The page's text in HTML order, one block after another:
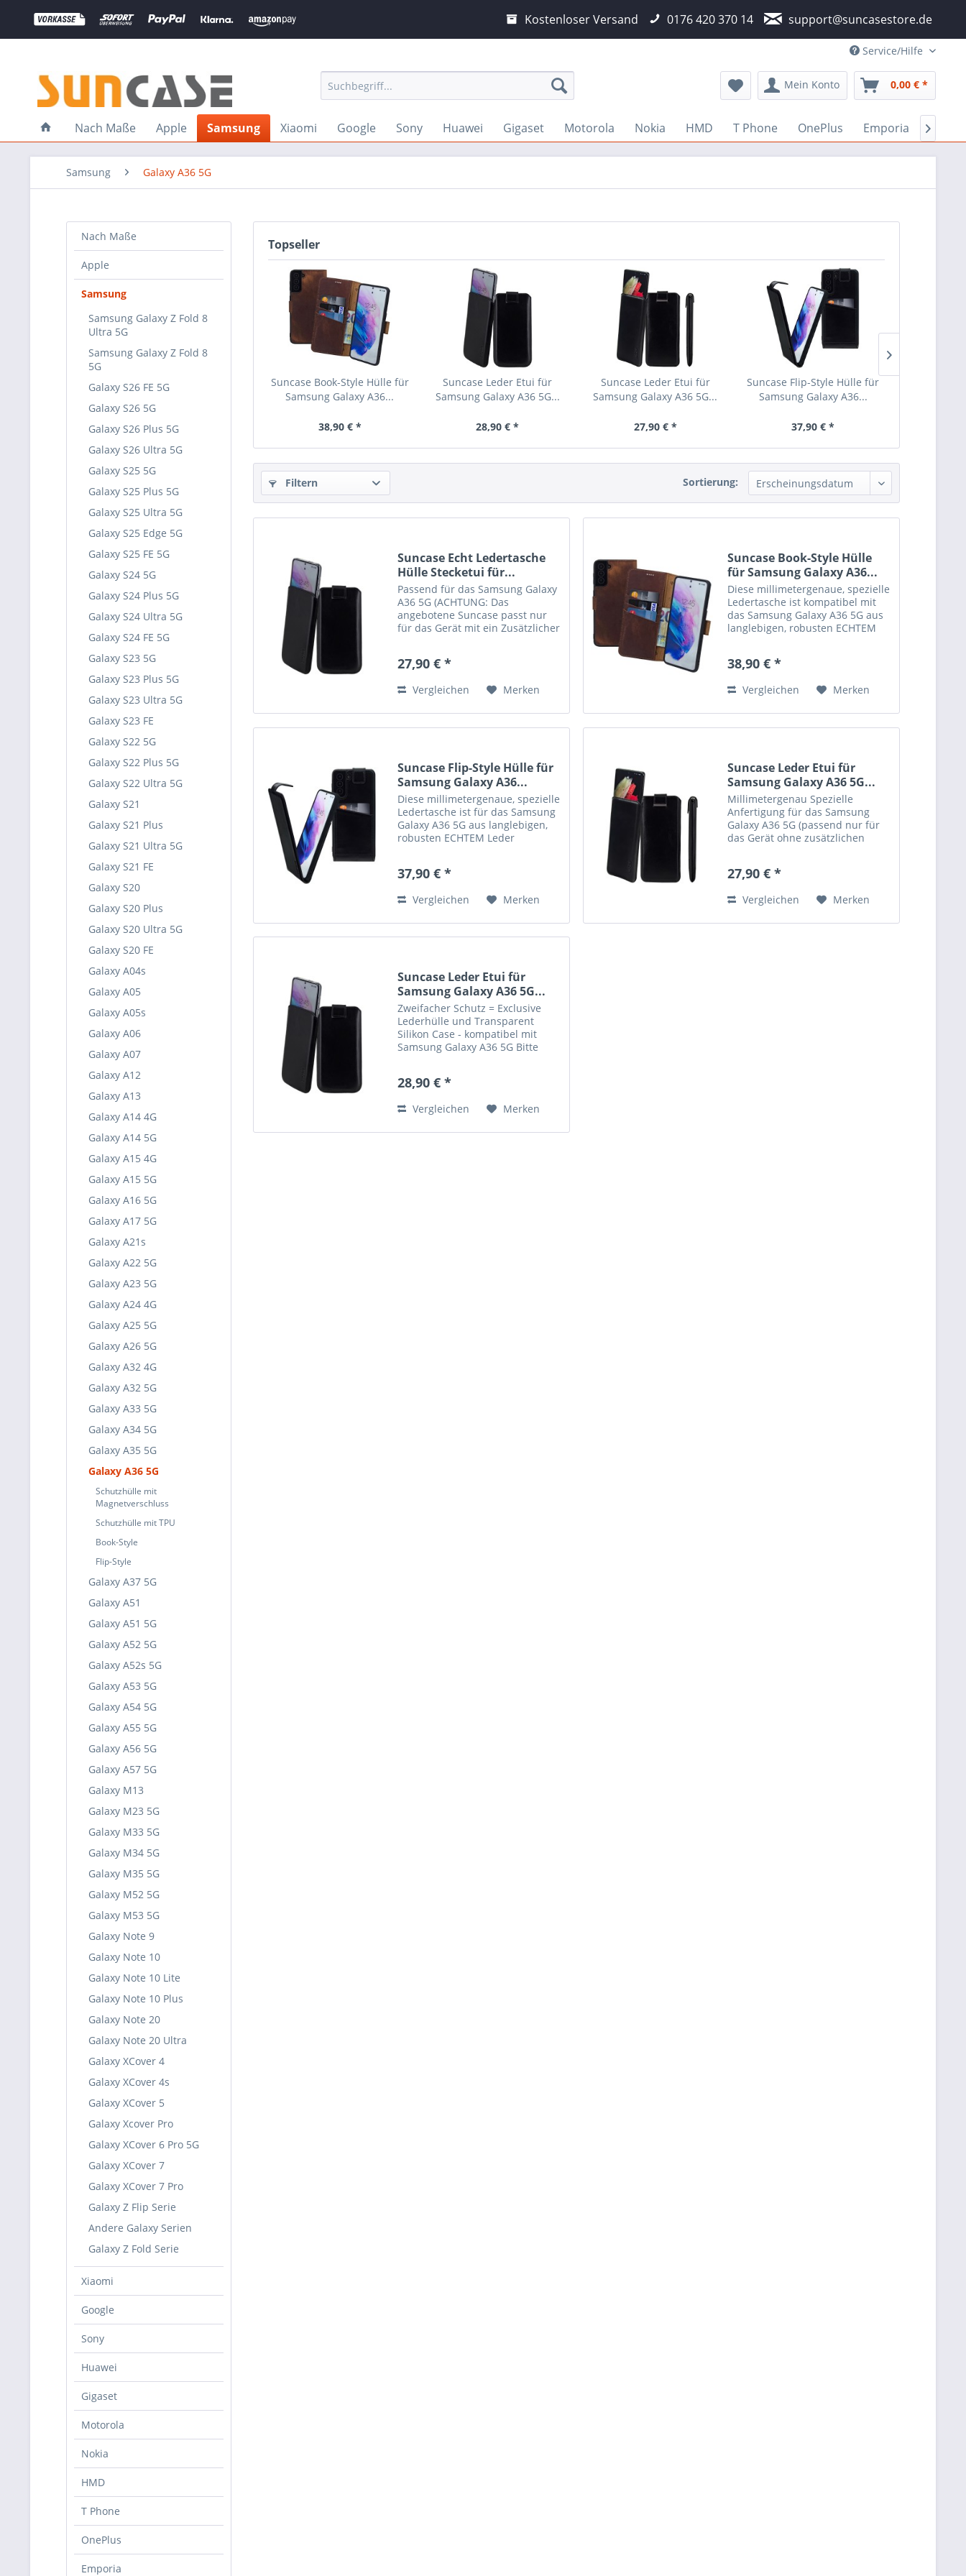
Kostenloser Versand 0176 420 370 14 support@suncasestore.de
Service/Hilfe
Mein Konto 0,00 € *
Nach Maße Apple Samsung Xiaomi Google Sony Huawei Gigaset Motorola Nokia HMD T Phone OnePlus Emporia 
Samsung Galaxy A36 5G
Nach Maße
Apple
Samsung
Samsung Galaxy Z Fold 8
Ultra 5G
Samsung Galaxy Z Fold 8
5G
Galaxy S26 FE 5G
Galaxy S26 5G
Galaxy S26 Plus 5G
Galaxy S26 Ultra 5G
Galaxy S25 5G
Galaxy S25 Plus 5G
Galaxy S25 Ultra 5G
Galaxy S25 Edge 5G
Galaxy S25 FE 5G
Galaxy S24 5G
Galaxy S24 Plus 5G
Galaxy S24 Ultra 5G
Galaxy S24 FE 5G
Galaxy S23 5G
Galaxy S23 Plus 5G
Galaxy S23 Ultra 5G
Galaxy S23 FE
Galaxy S22 5G
Galaxy S22 Plus 5G
Galaxy S22 Ultra 5G
Galaxy S21
Galaxy S21 Plus
Galaxy S21 Ultra 5G
Galaxy S21 FE
Galaxy S20
Galaxy S20 Plus
Galaxy S20 Ultra 5G
Galaxy S20 FE
Galaxy A04s
Galaxy A05
Galaxy A05s
Galaxy A06
Galaxy A07
Galaxy A12
Galaxy A13
Galaxy A14 4G
Galaxy A14 5G
Galaxy A15 4G
Galaxy A15 5G
Galaxy A16 5G
Galaxy A17 5G
Galaxy A21s
Galaxy A22 5G
Galaxy A23 5G
Galaxy A24 4G
Galaxy A25 5G
Galaxy A26 5G
Galaxy A32 4G
Galaxy A32 5G
Galaxy A33 5G
Galaxy A34 5G
Galaxy A35 5G
Galaxy A36 5G
Schutzhülle mit
Magnetverschluss
Schutzhülle mit TPU
Book-Style
Flip-Style
Galaxy A37 5G
Galaxy A51
Galaxy A51 5G
Galaxy A52 5G
Galaxy A52s 5G
Galaxy A53 5G
Galaxy A54 5G
Galaxy A55 5G
Galaxy A56 5G
Galaxy A57 5G
Galaxy M13
Galaxy M23 5G
Galaxy M33 5G
Galaxy M34 5G
Galaxy M35 5G
Galaxy M52 5G
Galaxy M53 5G
Galaxy Note 9
Galaxy Note 10
Galaxy Note 10 Lite
Galaxy Note 10 Plus
Galaxy Note 20
Galaxy Note 20 Ultra
Galaxy XCover 4
Galaxy XCover 4s
Galaxy XCover 5
Galaxy Xcover Pro
Galaxy XCover 6 Pro 5G
Galaxy XCover 7
Galaxy XCover 7 Pro
Galaxy Z Flip Serie
Andere Galaxy Serien
Galaxy Z Fold Serie
Xiaomi
Google
Sony
Huawei
Gigaset
Motorola
Nokia
HMD
T Phone
OnePlus
Emporia
Topseller
Suncase Book-Style Hülle für
Samsung Galaxy A36...
38,90 € *
Suncase Leder Etui für
Samsung Galaxy A36 5G...
28,90 € *
Suncase Leder Etui für
Samsung Galaxy A36 5G...
27,90 € *
Suncase Flip-Style Hülle für
Samsung Galaxy A36...
37,90 € *
Filtern Sortierung:
Suncase Echt Ledertasche
Hülle Stecketui für...
Passend für das Samsung Galaxy
A36 5G (ACHTUNG: Das
angebotene Suncase passt nur
für das Gerät mit ein Zusätzlicher
Innenmaße: ca. 168 x 82 x 12 mm
Nähte und kräftige...
27,90 € *
Vergleichen Merken
Suncase Book-Style Hülle
für Samsung Galaxy A36...
Diese millimetergenaue, spezielle
Ledertasche ist kompatibel mit
das Samsung Galaxy A36 5G aus
langlebigen, robusten ECHTEM
einfach öffnen und schließen.
38,90 € *
Vergleichen Merken
Suncase Flip-Style Hülle für
Samsung Galaxy A36...
Diese millimetergenaue, spezielle
Ledertasche ist für das Samsung
Galaxy A36 5G aus langlebigen,
robusten ECHTEM Leder
hergestellt und reinigt das
robuste...
37,90 € *
Vergleichen Merken
Suncase Leder Etui für
Samsung Galaxy A36 5G...
Millimetergenau Spezielle
Anfertigung für das Samsung
Galaxy A36 5G (passend nur für
das Gerät ohne zusätzlichen
Nähte und kräftige Farben
27,90 € *
Vergleichen Merken
Suncase Leder Etui für
Samsung Galaxy A36 5G...
Zweifacher Schutz = Exclusive
Lederhülle und Transparent
Silikon Case - kompatibel mit
Samsung Galaxy A36 5G Bitte
zusätzlichem Bumper oder
Lieferumfang:...
28,90 € *
Vergleichen Merken